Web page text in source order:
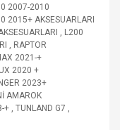
2007-2010
2015+ AKSESUARLARI
, L200
, RAPTOR
2021-+
2020 +
2023+
AMAROK
+ ,TUNLAND G7 ,